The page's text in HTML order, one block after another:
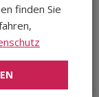
„72
finden Sie